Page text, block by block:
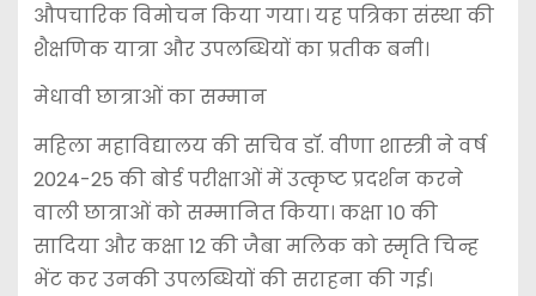
औपचारिक विमोचन किया गया। यह पत्रिका संस्था की
शैक्षणिक यात्रा और उपलब्धियों का प्रतीक बनी।
मेधावी छात्राओं का सम्मान
महिला महाविद्यालय की सचिव डॉ. वीणा शास्त्री ने वर्ष
2024-25 की बोर्ड परीक्षाओं में उत्कृष्ट प्रदर्शन करने
वाली छात्राओं को सम्मानित किया। कक्षा 10 की
सादिया और कक्षा 12 की जैबा मलिक को स्मृति चिन्ह
भेंट कर उनकी उपलब्धियों की सराहना की गई।